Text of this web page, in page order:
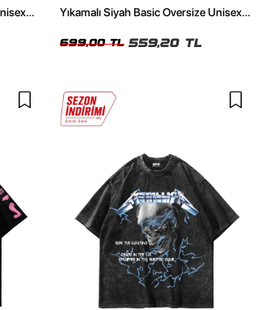
Yıkamalı Siyah Basic Oversize Unisex
699,00 TL 559,20 TL